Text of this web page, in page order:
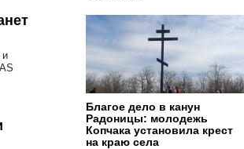
и
Благое дело в канун
Радоницы: молодежь
Копчака установила крест
на краю села